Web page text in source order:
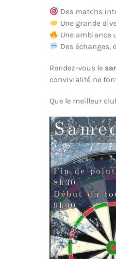
Des matchs
Une grande
Une ambiance
Des échanges,
Rendez-vous le
convivialité ne
Que le meilleur